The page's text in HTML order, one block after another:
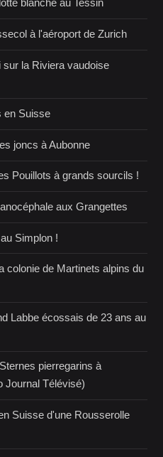
blanche au Tessin
à l'aéroport de Zurich
sur la Riviera vaudoise
en Suisse
joncs à Aubonne
Pouillots à grands sourcils !
aux Grangettes
Simplon !
colonie de Martinets alpins du
Labbe écossais de 23 ans au
pierregarins à
Journal Télévisé)
Suisse d'une Rousserolle